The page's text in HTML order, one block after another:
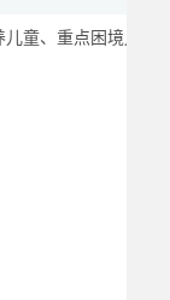
童、重点困境儿童